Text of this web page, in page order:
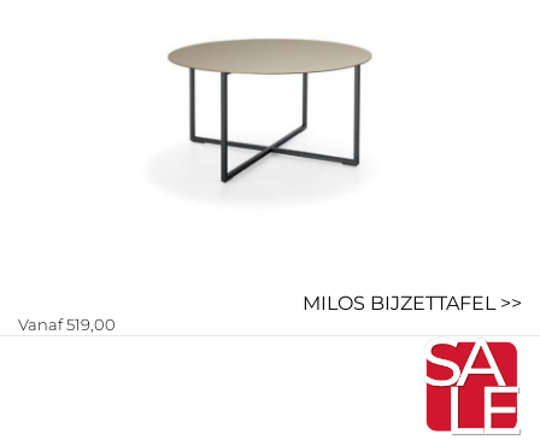
MILOS BIJZETTAFEL >>
Vanaf 519,00